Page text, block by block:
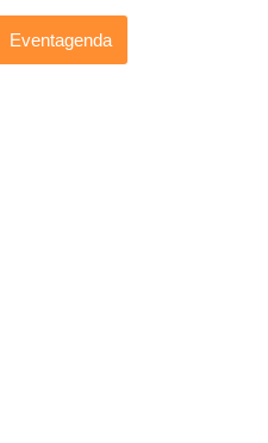
Eventagenda